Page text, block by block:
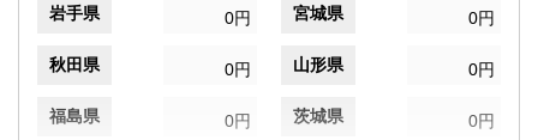
岩手県 0円 宮城県 0円
秋田県 0円 山形県 0円
福島県 0円 茨城県 0円